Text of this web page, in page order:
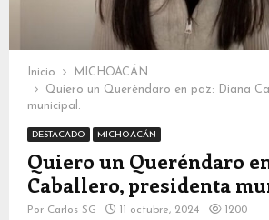
Inicio
MICHOACÁN
Quiero un Queréndaro en paz: Diana
municipal.
DESTACADO MICHOACÁN
Quiero un Queréndaro
Caballero, presidenta
Por Carlos SG 11 octubre, 2024 1200